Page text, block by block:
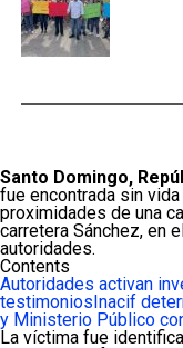
Santo Domingo,
fue encontrada sin
proximidades de una
carretera Sánchez, en
autoridades.
Contents
Autoridades activan
testimonios Inacif
y Ministerio Público
La víctima fue